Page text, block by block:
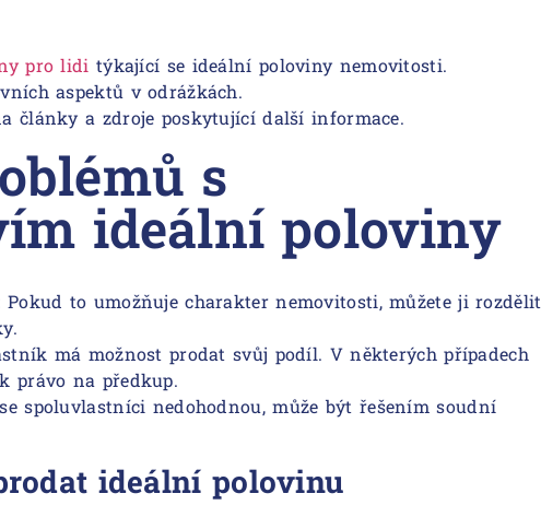
pro lidi týkající se ideální poloviny nemovitosti.
aspektů v odrážkách.
články a zdroje poskytující další informace.
s
ideální poloviny
Pokud to umožňuje charakter nemovitosti, můžete ji rozdělit
má možnost prodat svůj podíl. V některých případech
právo na předkup.
spoluvlastníci nedohodnou, může být řešením soudní
ideální polovinu